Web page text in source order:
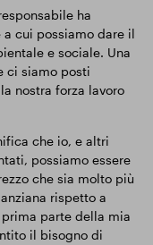
ha
cui possiamo dare il
e sociale. Una
ci siamo posti
nostra forza lavoro
che io, e altri
possiamo essere
che sia molto più
rispetto a
parte della mia
il bisogno di